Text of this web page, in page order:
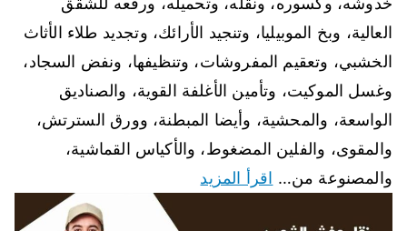
العالية، وبخ الموبيليا، وتنجيد الأرائك، وتجديد طلاء الأثاث
الخشبي، وتعقيم المفروشات، وتنظيفها، ونفض السجاد،
وغسل الموكيت، وتأمين الأغلفة القوية، والصناديق
الواسعة، والمحشية، وأيضا المبطنة، وورق السترتش،
والمقوى، والفلين المضغوط، والأكياس القماشية،
والمصنوعة من… اقرأ المزيد